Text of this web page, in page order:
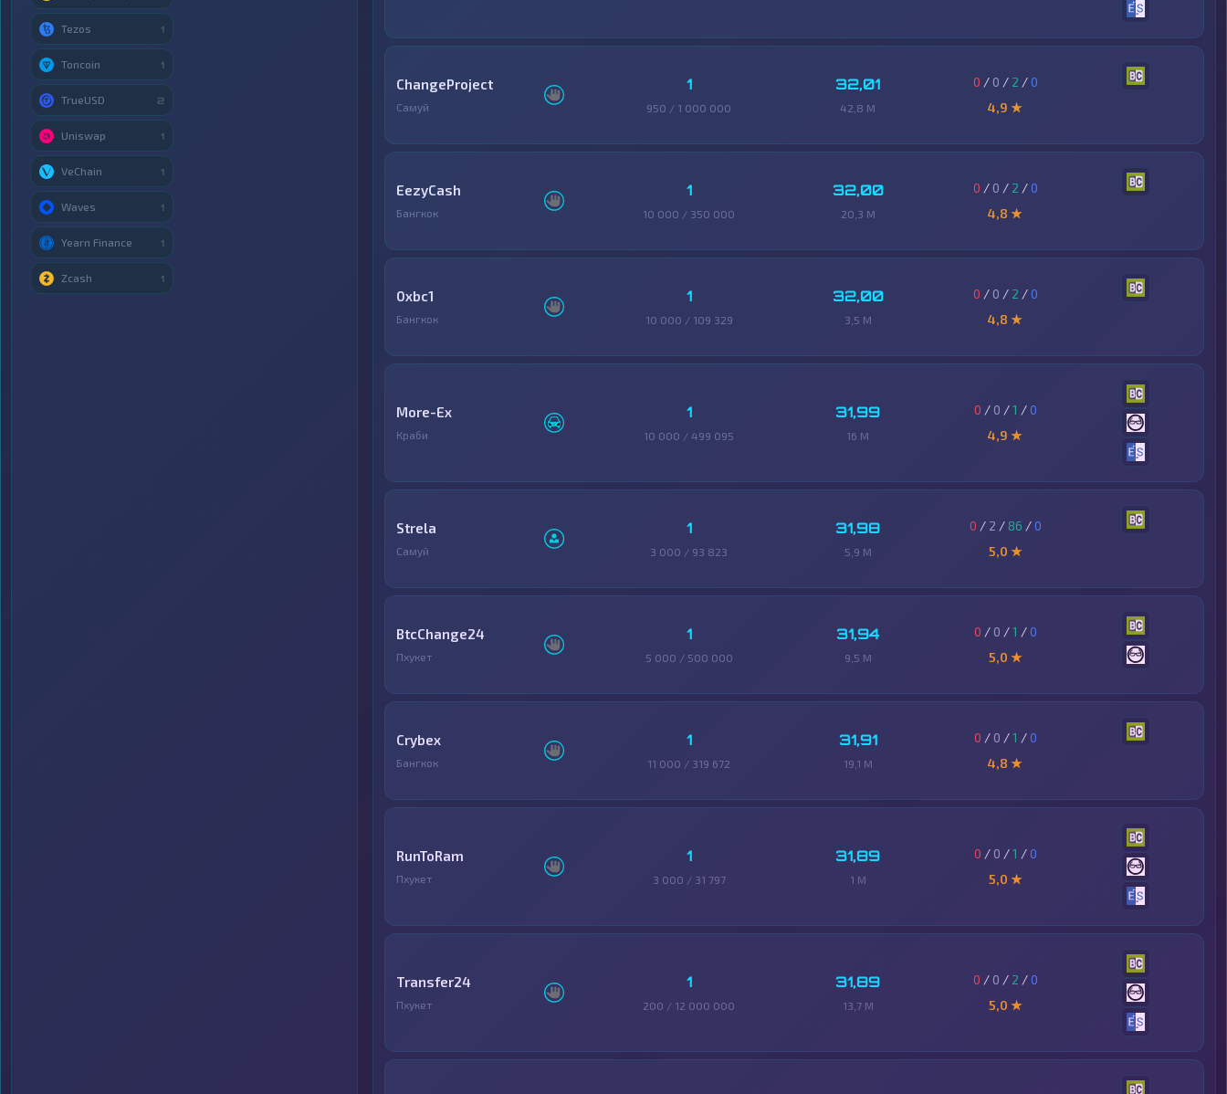
ChangeProject
Самуй
1
950 / 1 000 000
32,01
42,8 M
0 / 0 / 2 /0
4,9 ★
EezyCash
Бангкок
1
10 000 / 350 000
32,00
20,3 M
0 / 0 / 2 /0
4,8 ★
0xbc1
Бангкок
1
10 000 / 109 329
32,00
3,5 M
0 / 0 / 2 /0
4,8 ★
More-Ex
Краби
1
10 000 / 499 095
31,99
16 M
0 / 0 /1 /0
4,9 ★
Strela
Самуй
1
3 000 / 93 823
31,98
5,9 M
0 / 2 / 86 /0
5,0 ★
BtcChange24
Пхукет
1
5 000 / 500 000
31,94
9,5 M
0 / 0 /1 /0
5,0 ★
Crybex
Бангкок
1
11 000 / 319 672
31,91
19,1 M
0 / 0 /1 /0
4,8 ★
RunToRam
Пхукет
1
3 000 / 31 797
31,89
1 M
0 / 0 /1 /0
5,0 ★
Transfer24
Пхукет
1
200 / 12 000 000
31,89
13,7 M
0 / 0 / 2 /0
5,0 ★
Tezos 1
Toncoin 1
TrueUSD 2
Uniswap 1
VeChain 1
Waves 1
Yearn Finance 1
Zcash 1